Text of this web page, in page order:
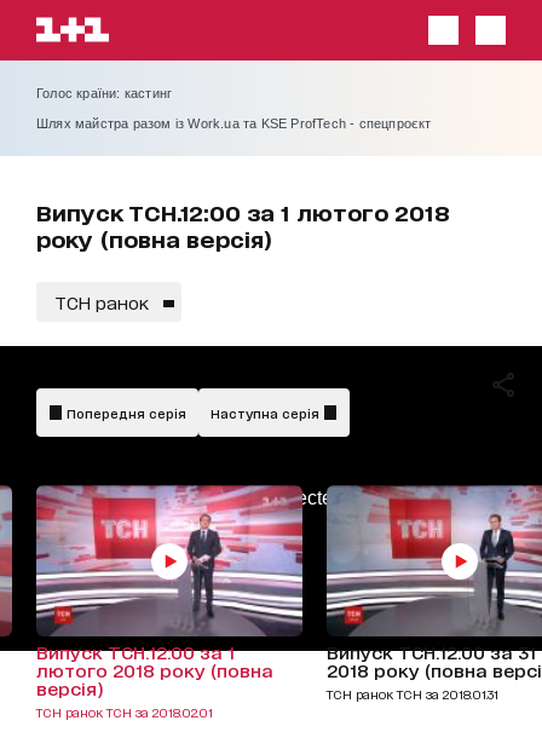
Голос країни: кастинг
Шлях майстра разом із Work.ua та KSE ProfTech - спецпроєкт
Випуск ТСН.12:00 за 1 лютого 2018
року (повна версія)
ТСН ранок
AdBlockDetected!
Попередня серія Наступна серія
Випуск ТСН.12:00 за 1
лютого 2018 року (повна
версія)
ТСН ранок ТСН за 2018.02.01
Випуск ТСН.12:00 за 31
2018 року (повна
ТСН ранок ТСН за 2018.01.31